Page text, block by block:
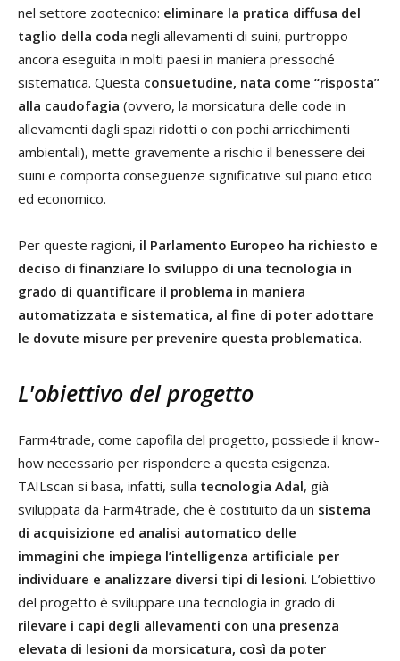
nel settore zootecnico: eliminare la pratica diffusa del
taglio della coda negli allevamenti di suini, purtroppo
ancora eseguita in molti paesi in maniera pressoché
sistematica. Questa consuetudine, nata come “risposta”
alla caudofagia (ovvero, la morsicatura delle code in
allevamenti dagli spazi ridotti o con pochi arricchimenti
ambientali), mette gravemente a rischio il benessere dei
suini e comporta conseguenze significative sul piano etico
ed economico.
Per queste ragioni, il Parlamento Europeo ha richiesto e
deciso di finanziare lo sviluppo di una tecnologia in
grado di quantificare il problema in maniera
automatizzata e sistematica, al fine di poter adottare
le dovute misure per prevenire questa problematica.
L'obiettivo del progetto
Farm4trade, come capofila del progetto, possiede il know-
how necessario per rispondere a questa esigenza.
TAILscan si basa, infatti, sulla tecnologia Adal, già
sviluppata da Farm4trade, che è costituito da un sistema
di acquisizione ed analisi automatico delle
immagini che impiega l’intelligenza artificiale per
individuare e analizzare diversi tipi di lesioni. L’obiettivo
del progetto è sviluppare una tecnologia in grado di
rilevare i capi degli allevamenti con una presenza
elevata di lesioni da morsicatura, così da poter